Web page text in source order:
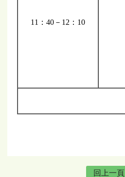
11：40－12：10
回上一頁